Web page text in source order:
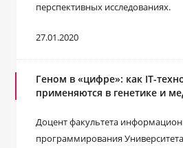
перспективных исследованиях.
27.01.2020
Геном в «цифре»: как IT-
применяются в генетике и
Доцент факультета
программирования